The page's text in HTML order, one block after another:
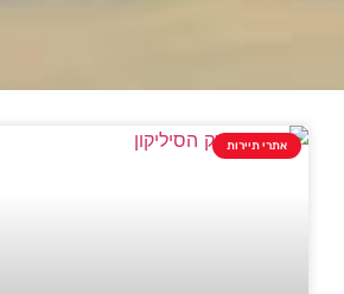
אתרי תיירות